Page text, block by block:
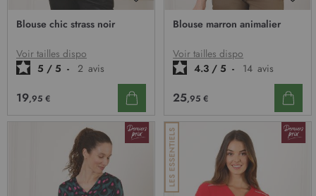
AJOUTER
D’ENVIE
Blouse chic strass noir
Voir tailles dispo
5 / 5 - 2 avis
19,95 €
Blouse marron animalier
Voir tailles dispo
4.3 / 5 - 14 avis
25,95 €